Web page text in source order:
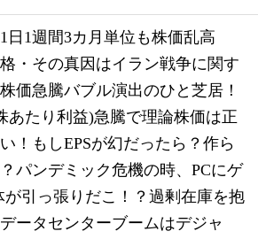
日1週間3カ月単位も株価乱高
・その真因はイラン戦争に関す
価急騰バブル演出のひと芝居！
あたり利益)急騰で理論株価は正
！もしEPSが幻だったら？作ら
パンデミック危機の時、PCにゲ
引っ張りだこ！？過剰在庫を抱
ータセンターブームはデジャ